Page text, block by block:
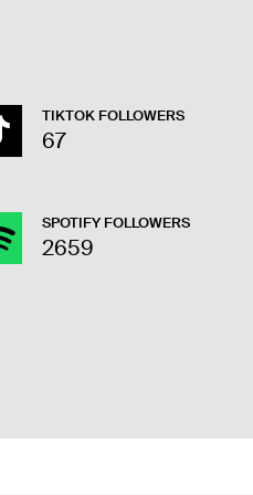
TIKTOK FOLLOWERS
67
SPOTIFY FOLLOWERS
2659